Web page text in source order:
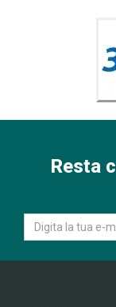
Resta